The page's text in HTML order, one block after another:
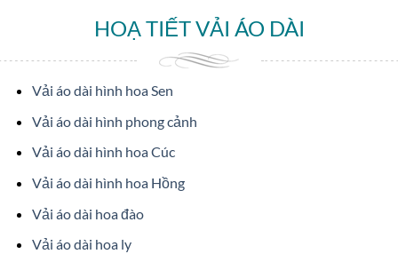
HOẠ TIẾT VẢI ÁO DÀI
Vải áo dài hình hoa Sen
Vải áo dài hình phong cảnh
Vải áo dài hình hoa Cúc
Vải áo dài hình hoa Hồng
Vải áo dài hoa đào
Vải áo dài hoa ly